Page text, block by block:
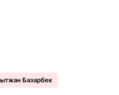
Базарбек